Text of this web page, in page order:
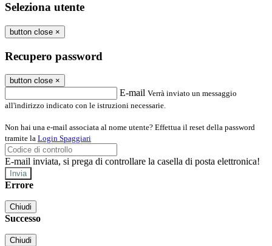
Seleziona utente
button close ×
Recupero password
button close ×
E-mail Verrà inviato un messaggio
all'indirizzo indicato con le istruzioni necessarie.
Non hai una e-mail associata al nome utente? Effettua il reset della password
tramite la Login Spaggiari
E-mail inviata, si prega di controllare la casella di posta elettronica!
Errore
Chiudi
Successo
Chiudi